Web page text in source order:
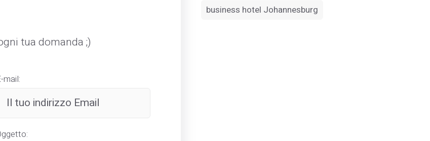
tua domanda ;)
mail:
business hotel Johannesburg